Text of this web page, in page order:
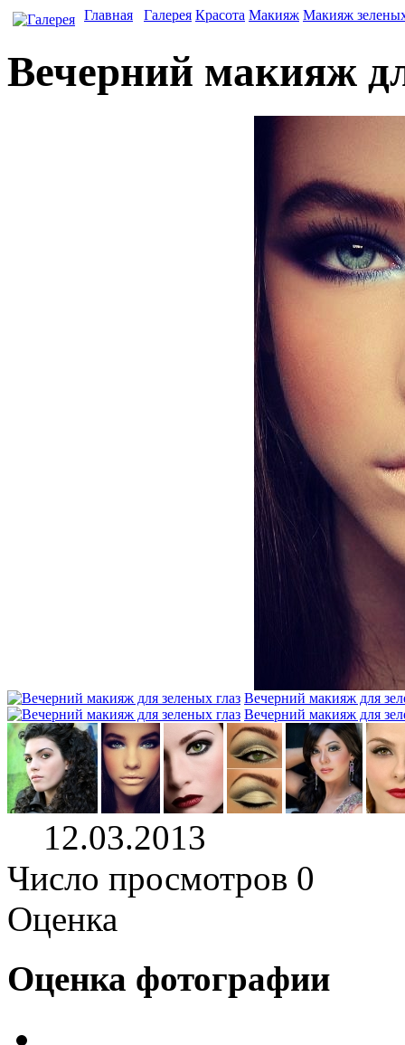
Главная Галерея Красота Макияж Макияж
Вечерний макияж
Вечерний макияж для
Вечерний макияж для
12.03.2013
Число просмотров 0
Оценка
Оценка фотографии